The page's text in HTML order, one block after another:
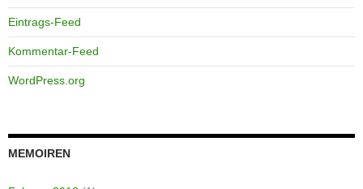
Eintrags-Feed
Kommentar-Feed
WordPress.org
MEMOIREN